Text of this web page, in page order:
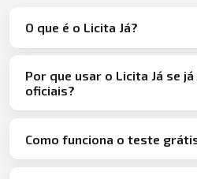
O que é o Licita Já?
Por que usar o Licita Já se
oficiais?
Como funciona o teste